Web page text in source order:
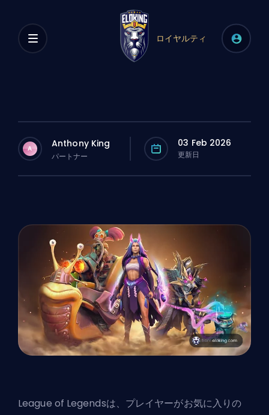
ロイヤルティ
A Anthony King
パートナー
03 Feb 2026
更新日
League of Legendsは、プレイヤーがお気に入りの